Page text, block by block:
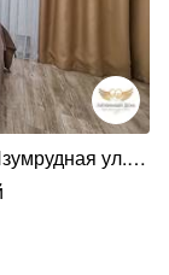
ул.,